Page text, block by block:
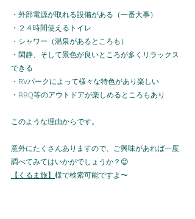
・外部電源が取れる設備がある（一番大事）
・２４時間使えるトイレ
・シャワー（温泉があるところも）
・閑静、そして景色が良いところが多くリラックス
できる
・ RVパークによって様々な特色があり楽しい
・ BBQ等のアウトドアが楽しめるところもあり
このような理由からです。
意外にたくさんありますので、ご興味があれば一度
調べてみてはいかがでしょうか？😊
【くるま旅】 様で検索可能ですよ〜